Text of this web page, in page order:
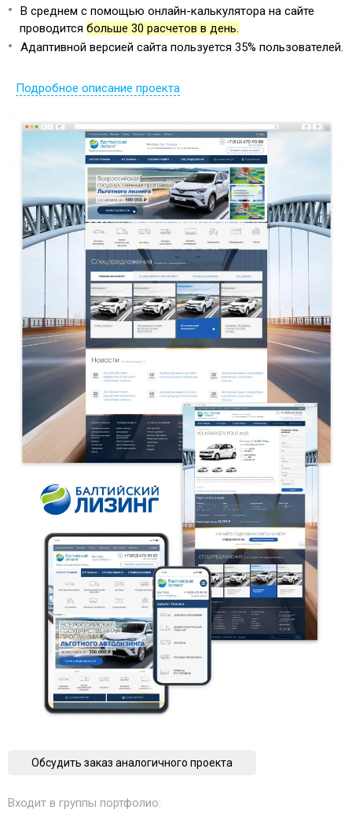
В среднем с помощью онлайн-калькулятора на сайте
проводится больше 30 расчетов в день.
Адаптивной версией сайта пользуется 35% пользователей.
Подробное описание проекта
Обсудить заказ аналогичного проекта
Входит в группы портфолио: